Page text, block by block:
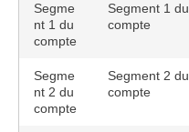
Segme
nt 1 du
compte
Segment 1 du
compte
Segme
nt 2 du
compte
Segment 2 du
compte